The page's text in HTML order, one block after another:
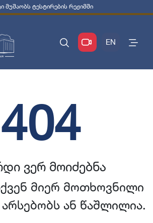
მუშაობს ტესტირების რეჟიმში
EN
404
ვერ მოიძებნა
მიერ მოთხოვნილი
ან წაშლილია.